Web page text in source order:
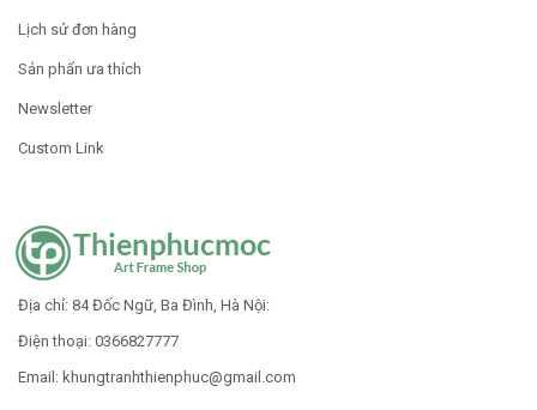
Lịch sử đơn hàng
Sản phẩn ưa thích
Newsletter
Custom Link
Địa chỉ: 84 Đốc Ngữ, Ba Đình, Hà Nội:
Điện thoại: 0366827777
Email: khungtranhthienphuc@gmail.com